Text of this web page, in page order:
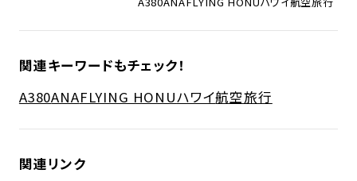
関連キーワードもチェック！
A380ANAFLYING HONUハワイ航空旅行
関連リンク